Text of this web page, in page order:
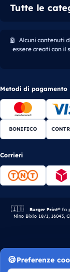
Tutte le
🤖 Alcuni contenuti
essere creati con il
Metodi di pagamento
BONIFICO
Corrieri
🇮🇹 Azienda italiana.
Burger Print® fa
Nino Bixio 18/1, 16043,
Preferenze